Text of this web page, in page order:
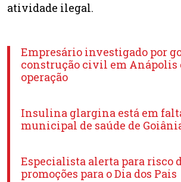
atividade ilegal.
Empresário investigado por
construção civil em Anápolis
operação
Insulina glargina está em
municipal de saúde de
Especialista alerta para risco
promoções para o Dia dos Pais